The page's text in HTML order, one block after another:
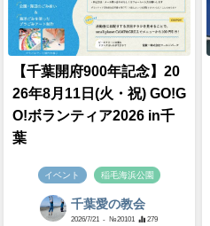
【千葉開府900年記念】20
26年8月11日(火・祝) GO!G
O!ボランティア2026 in千
葉
イベント 稲毛海浜公園
千葉愛の教会
2026/7/21 - №20101 279